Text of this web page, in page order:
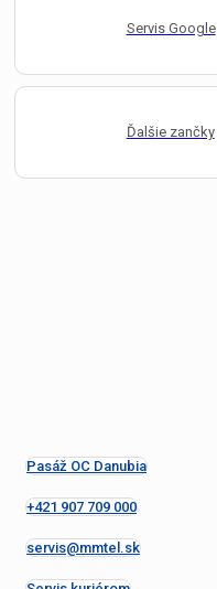
Servis Google
Ďalšie zančky
Pasáž OC Danubia
+421 907 709 000
servis@mmtel.sk